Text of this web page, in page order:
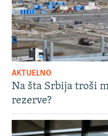
AKTUELNO
Na šta Srbija troši
rezerve?